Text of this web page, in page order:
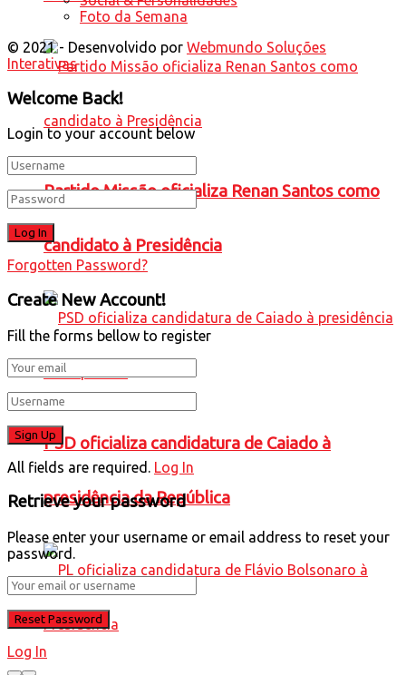
Partido Missão oficializa Renan Santos como
candidato à Presidência
PSD oficializa candidatura de Caiado à
presidência da República
Foto da Semana
© 2021 - Desenvolvido por Webmundo Soluções
Interativas
Welcome Back!
Login to your account below
Forgotten Password?
Create New Account!
Fill the forms bellow to register
All fields are required. Log In
Retrieve your password
Please enter your username or email address to reset your
password.
Log In